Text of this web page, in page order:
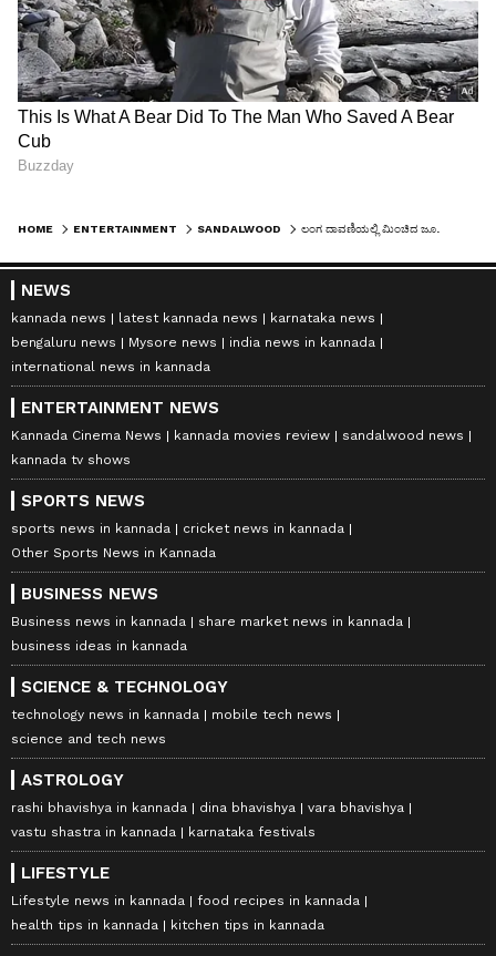
HOME ENTERTAINMENT SANDALWOOD
NEWS
kannada news latest kannada news
karnataka news
bengaluru news
Mysore news
india news in kannada
international news in kannada
ENTERTAINMENT NEWS
Kannada Cinema News kannada movies review
sandalwood news
kannada tv shows
SPORTS NEWS
sports news in kannada
cricket news in kannada
Other Sports News in Kannada
BUSINESS NEWS
Business news in kannada
share market news in kannada
business ideas in kannada
SCIENCE & TECHNOLOGY
technology news in kannada
mobile tech news
science and tech news
ASTROLOGY
rashi bhavishya in kannada dina bhavishya
vara bhavishya
vastu shastra in kannada
karnataka festivals
LIFESTYLE
Lifestyle news in kannada
food recipes in kannada
health tips in kannada
kitchen tips in kannada